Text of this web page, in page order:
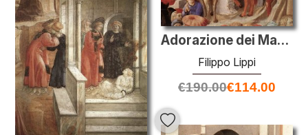
Adorazione dei Magi (particolare)
Filippo Lippi
€190.00€114.00